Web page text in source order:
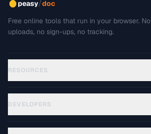
peasy/doc
Free online tools that run in your browser. No
uploads, no sign-ups, no tracking.
RESOURCES
DEVELOPERS